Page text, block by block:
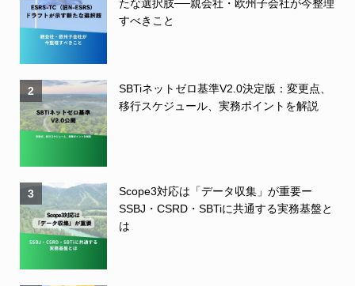
たな選択肢──親会社・欧州子会社が今整理
すべきこと
2
SBTiネットゼロ基準V2.0決定版：変更点、
移行スケジュール、実務ポイントを解説
3
Scope3対応は「データ収集」が重要ー
SSBJ・CSRD・SBTiに共通する実務基盤と
は